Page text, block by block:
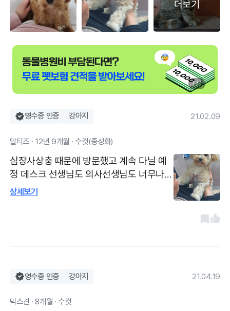
더보기
1 / 1
영수증 인증 강아지 21.02.09
말티즈 · 12년 9개월 · 수컷(중성화)
심장사상충 때문에 방문했고 계속 다닐 예
정 데스크 선생님도 의사선생님도 너무나
친절하시고 자세히 설명해주셨습니다. 심장
상세보기
영수증 인증 강아지 21.04.19
믹스견 · 8개월 · 수컷